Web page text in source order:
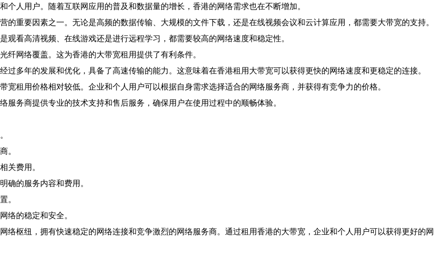
人用户。随着互联网应用的普及和数据量的增长，香港的网络需求也在不断增加。
的重要因素之一。无论是高频的数据传输、大规模的文件下载，还是在线视频会议和云计算应用，都需要大带宽的支持。
看高清视频、在线游戏还是进行远程学习，都需要较高的网络速度和稳定性。
网络覆盖。这为香港的大带宽租用提供了有利条件。
多年的发展和优化，具备了高速传输的能力。这意味着在香港租用大带宽可以获得更快的网络速度和更稳定的连接。
租用价格相对较低。企业和个人用户可以根据自身需求选择适合的网络服务商，并获得有竞争力的价格。
务商提供专业的技术支持和售后服务，确保用户在使用过程中的顺畅体验。
。
关费用。
确的服务内容和费用。
。
络的稳定和安全。
络枢纽，拥有快速稳定的网络连接和竞争激烈的网络服务商。通过租用香港的大带宽，企业和个人用户可以获得更好的网